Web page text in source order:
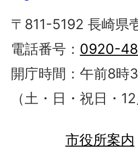
〒811-5192 長崎県
電話番号： 0920-
開庁時間：午前8時
（土・日・祝日・
市役所案内